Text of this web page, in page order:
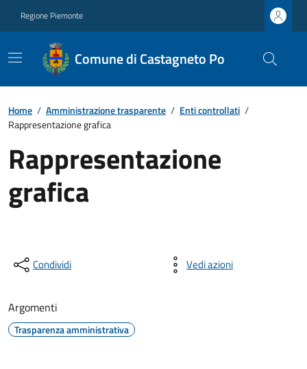
Regione Piemonte
Comune di Castagneto Po
Home / Amministrazione trasparente / Enti controllati /
Rappresentazione grafica
Rappresentazione
grafica
Condividi Vedi azioni
Argomenti
Trasparenza amministrativa